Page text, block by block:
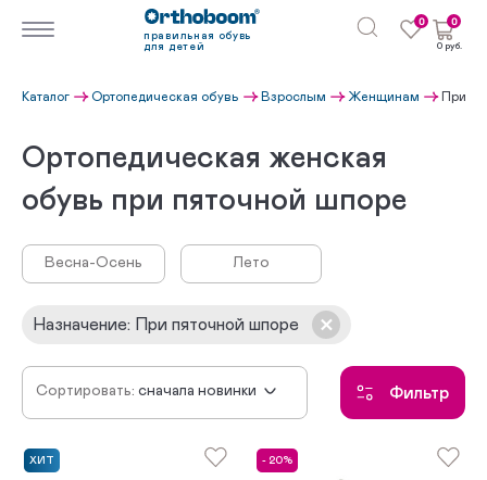
правильная обувь
для детей
0 0
0 руб.
Каталог Ортопедическая обувь Взрослым Женщинам При
Ортопедическая женская
обувь при пяточной шпоре
Весна-Осень Лето
Назначение: При пяточной шпоре
Сортировать: сначала новинки
по возрастанию цены
Фильтр
ХИТ - 20%